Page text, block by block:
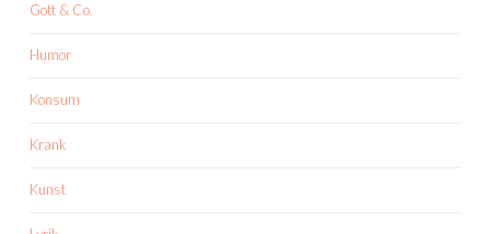
Gott & Co.
Humor
Konsum
Krank
Kunst